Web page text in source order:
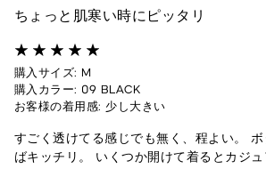
ちょっと肌寒い時にピッタリ
購入サイズ: M
購入カラー: 09 BLACK
お客様の着用感: 少し大きい
すごく透けてる感じでも無く、程よい。
ばキッチリ。 いくつか開けて着るとカジュ